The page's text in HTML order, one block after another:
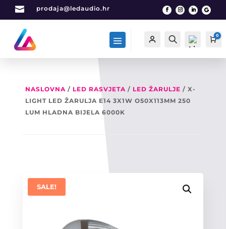
 prodaja@ledaudio.hr
Račun Traži
List
0
NASLOVNA/ LED RASVJETA/ LED ŽARULJE / X-
LIGHT LED ŽARULJA E14 3X1W O50X113MM 250
LUM HLADNA BIJELA 6000K
SALE!